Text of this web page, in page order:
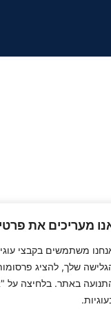
מעריכים את
שלך, להציג
באתר. בלחיצה על